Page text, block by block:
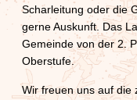
Scharleitung oder die
gerne Auskunft. Das
Gemeinde von der 2.
Oberstufe.
Wir freuen uns auf die